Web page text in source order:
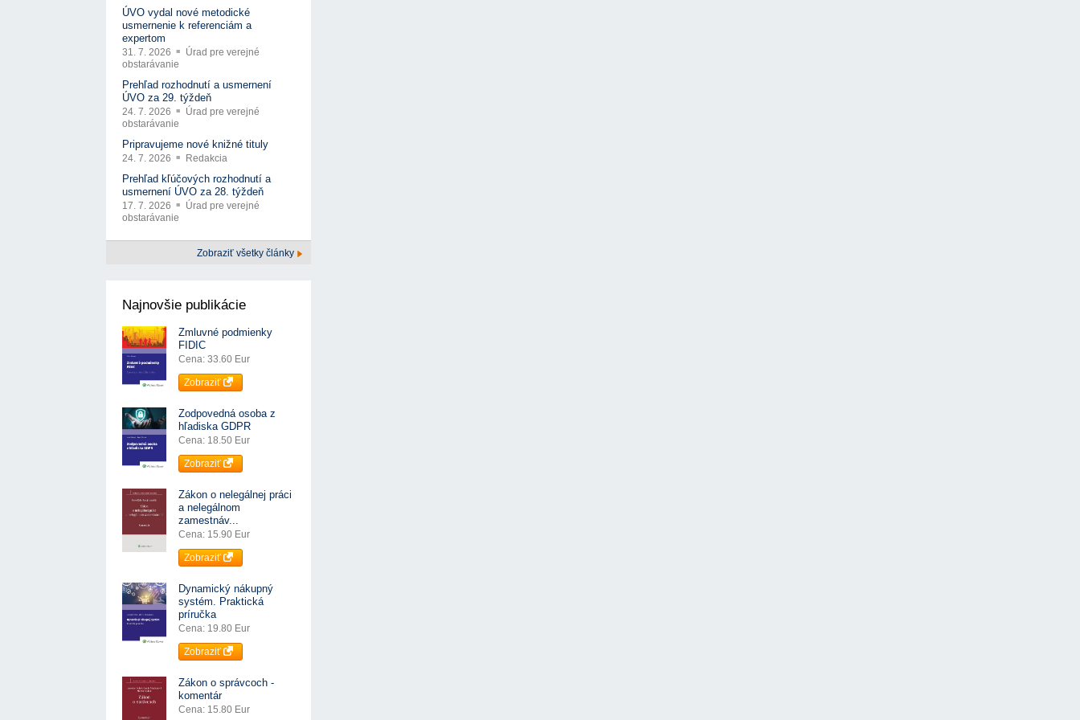
ÚVO vydal nové metodické
usmernenie k referenciám a
expertom
31. 7. 2026
Úrad pre verejné
obstarávanie
Prehľad rozhodnutí a usmernení
ÚVO za 29. týždeň
24. 7. 2026
Úrad pre verejné
obstarávanie
Pripravujeme nové knižné tituly
24. 7. 2026 Redakcia
Prehľad kľúčových rozhodnutí a
usmernení ÚVO za 28. týždeň
17. 7. 2026
Úrad pre verejné
obstarávanie
Zobraziť všetky články
Najnovšie publikácie
Zmluvné podmienky
FIDIC
Cena: 33.60 Eur
Zobraziť
Zodpovedná osoba z
hľadiska GDPR
Cena: 18.50 Eur
Zobraziť
Zákon o nelegálnej práci
a nelegálnom
zamestnáv...
Cena: 15.90 Eur
Zobraziť
Dynamický nákupný
systém. Praktická
príručka
Cena: 19.80 Eur
Zobraziť
Zákon o správcoch -
komentár
Cena: 15.80 Eur